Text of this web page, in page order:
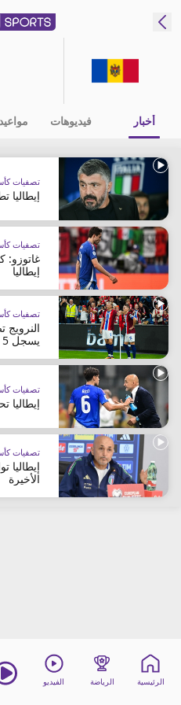
اللغة EN ع
إدارة
التنبيهات
انضم
إلى
قائمة
النشرة
الإخبارية
اتصل بنا
beIN CONNECT
beIN MEDIA GROUP
ترددات beIN SPORTS
الأسئلة الأكثر شيوعاً
دليل التلفاز
احصل على beIN
معلومات عن هذا الموقع
أخبار فيديوهات
تصفيات
تصفيات
غاتوزو:
إيطاليا
تصفيات
يسجل 5
تصفيات
إيطاليا
تصفيات
إيطاليا
الأخيرة
الرئيسية الرياضة الفيديو